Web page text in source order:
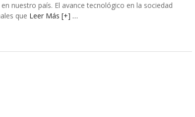
nuestro país. El avance tecnológico en la sociedad
que Leer Más [+] …